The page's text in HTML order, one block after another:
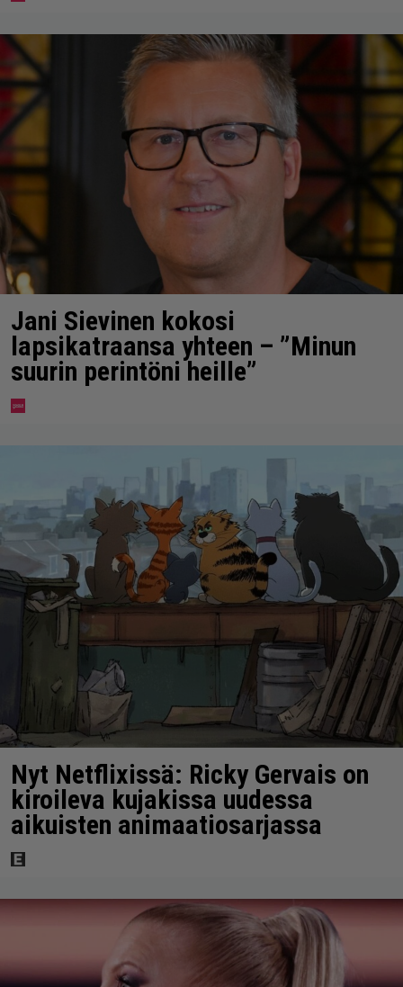
Jani Sievinen kokosi
lapsikatraansa yhteen – ”Minun
suurin perintöni heille”
Nyt Netflixissä: Ricky Gervais on
kiroileva kujakissa uudessa
aikuisten animaatiosarjassa